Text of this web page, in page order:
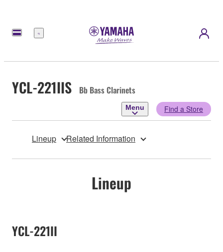
Menu
YCL-221IIS Bb Bass Clarinets
Menu Find a Store
Lineup Related Information
Lineup
YCL-221II